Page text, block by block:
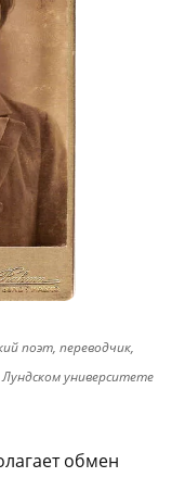
поэт, переводчик,
Лундском университете
обмен